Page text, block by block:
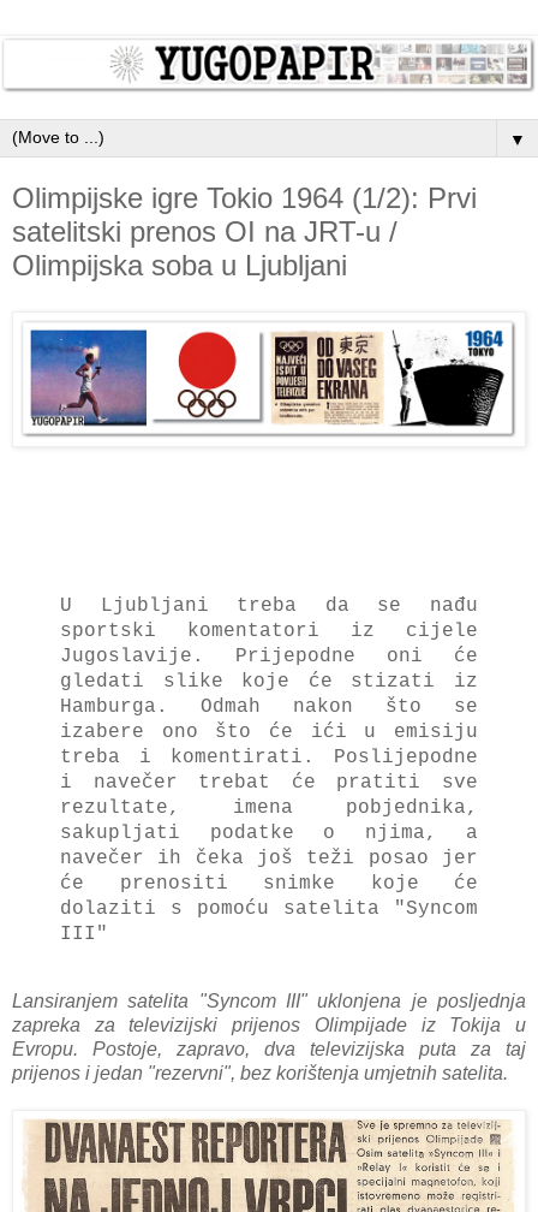
▼
Olimpijske igre Tokio 1964 (1/2): Prvi
satelitski prenos OI na JRT-u /
Olimpijska soba u Ljubljani
U Ljubljani treba da se nađu
sportski komentatori iz cijele
Jugoslavije. Prijepodne oni će
gledati slike koje će stizati iz
Hamburga. Odmah nakon što se
izabere ono što će ići u emisiju
treba i komentirati. Poslijepodne
i navečer trebat će pratiti sve
rezultate, imena pobjednika,
sakupljati podatke o njima, a
navečer ih čeka još teži posao jer
će prenositi snimke koje će
dolaziti s pomoću satelita "Syncom
III"
Lansiranjem satelita "Syncom III" uklonjena je posljednja
zapreka za televizijski prijenos Olimpijade iz Tokija u
Evropu. Postoje, zapravo, dva televizijska puta za taj
prijenos i jedan "rezervni", bez korištenja umjetnih satelita.